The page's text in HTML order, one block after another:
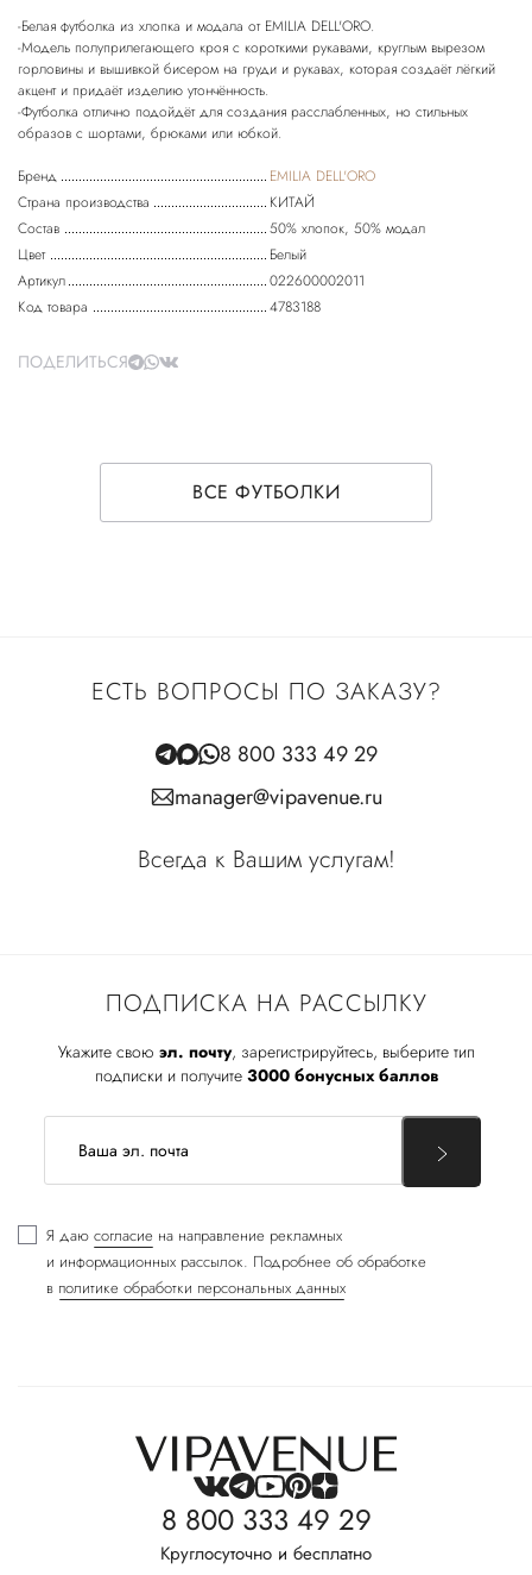
-Белая футболка из хлопка и модала от EMILIA DELL'ORO.
-Модель полуприлегающего кроя с короткими рукавами, круглым вырезом
горловины и вышивкой бисером на груди и рукавах, которая создаёт лёгкий
акцент и придаёт изделию утончённость.
-Футболка отлично подойдёт для создания расслабленных, но стильных
Бренд
EMILIA DELL'ORO
Страна производства
КИТАЙ
Состав
50% хлопок, 50% модал
Цвет
Белый
Артикул
022600002011
Код товара
4783188
ПОДЕЛИТЬСЯ
ВСЕ ФУТБОЛКИ
ПОДПИСКА НА РАССЫЛКУ
Укажите свою эл. почту, зарегистрируйтесь, выберите тип
подписки и получите 3000 бонусных баллов
Я даю согласие на направление рекламных
и информационных рассылок. Подробнее об обработке
в политике обработки персональных данных
ЕСТЬ ВОПРОСЫ ПО ЗАКАЗУ?
8 800 333 49 29
manager@vipavenue.ru
Всегда к Вашим услугам!
8 800 333 49 29
Круглосуточно и бесплатно